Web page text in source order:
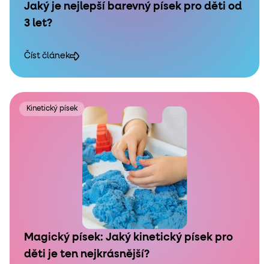
Jaký je nejlepší barevný písek pro děti od
3 let?
Číst článek
Kinetický písek
Magický písek: Jaký kinetický písek pro
děti je ten nejkrásnější?